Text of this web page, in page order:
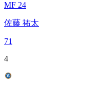
MF 24
佐藤 祐太
71
4